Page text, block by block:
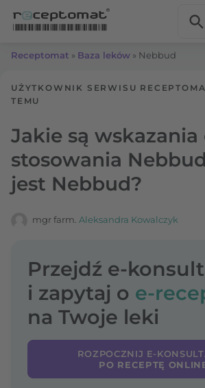
Receptomat » Baza leków » Nebbud
UŻYTKOWNIK SERWISU
TEMU
Jakie są wskazania
stosowania
jest Nebbud?
mgr farm. Aleksandra Kowalczyk
Przejdź e-
i zapytaj o e-
na Twoje leki
ROZPOCZNIJ E-
PO RECEPTĘ